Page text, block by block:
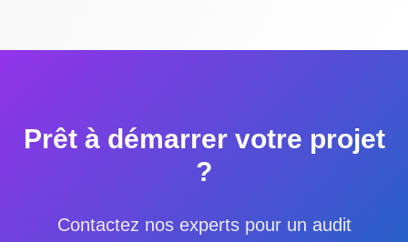
Prêt à démarrer votre projet
?
Contactez nos experts pour un audit